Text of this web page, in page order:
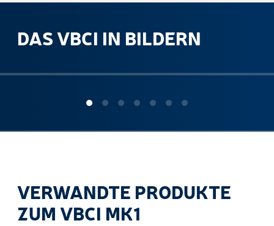
DAS VBCI IN BILDERN
VERWANDTE PRODUKTE
ZUM VBCI MK1